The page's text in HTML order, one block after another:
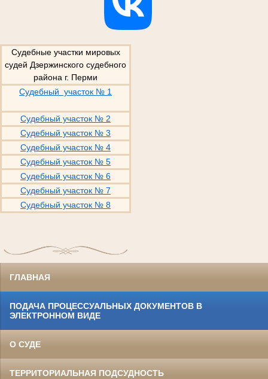
Судебные участки мировых
судей Дзержинского судебного
района г. Перми
Судебный участок № 1
Судебный участок № 2
Судебный участок № 3
Судебный участок № 4
Судебный участок № 5
Судебный участок № 6
Судебный участок № 7
Судебный участок № 8
ГЛАВНАЯ
ПОДАЧА ПРОЦЕССУАЛЬНЫХ ДОКУМЕНТОВ В
ЭЛЕКТРОННОМ ВИДЕ
О СУДЕ
ТЕРРИТОРИАЛЬНАЯ ПОДСУДНОСТЬ